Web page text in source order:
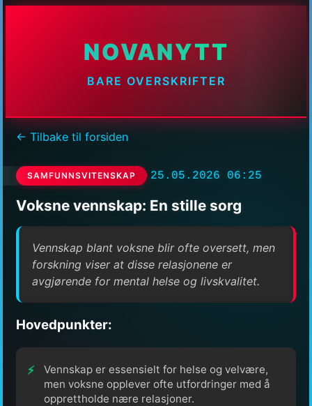
NOVANYTT
BARE OVERSKRIFTER
← Tilbake til forsiden
SAMFUNNSVITENSKAP 25.05.2026 06:25
Voksne vennskap: En stille sorg
Vennskap blant voksne blir ofte oversett, men
forskning viser at disse relasjonene er
avgjørende for mental helse og livskvalitet.
Hovedpunkter:
Vennskap er essensielt for helse og velvære,
men voksne opplever ofte utfordringer med å
opprettholde nære relasjoner.